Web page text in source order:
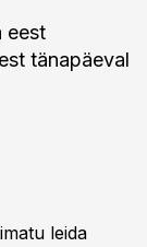
eest
tänapäeval
leida